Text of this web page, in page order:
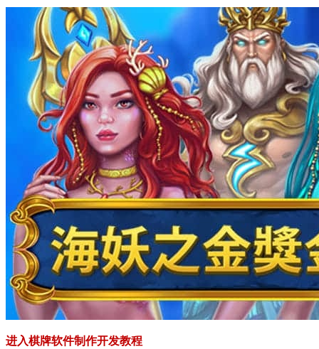
进入棋牌软件制作开发教程